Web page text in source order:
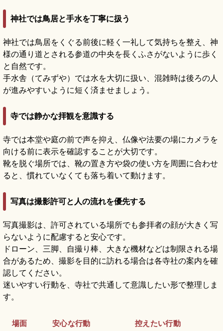
神社では鳥居と手水を丁寧に扱う
神社では鳥居をくぐる前後に軽く一礼して気持ちを整え、神
様の通り道とされる参道の中央を長くふさがないように歩く
と自然です。
手水舎（てみずや）では水を大切に扱い、混雑時は後ろの人
が進みやすいように短く済ませましょう。
寺では静かな拝観を意識する
寺では本堂や庭の前で声を抑え、仏像や法要の場にカメラを
向ける前に表示を確認することが大切です。
靴を脱ぐ場所では、靴の置き方や袋の使い方を周囲に合わせ
ると、慣れていなくても落ち着いて動けます。
写真は撮影許可と人の流れを優先する
写真撮影は、許可されている場所でも参拝者の顔が大きく写
らないように配慮すると安心です。
ドローン、三脚、自撮り棒、大きな機材などは制限される場
合があるため、撮影を目的に訪れる場合は各寺社の案内を確
認してください。
迷いやすい行動を、寺社で共通して意識したい形で整理しま
す。
場面 安心な行動 控えたい行動